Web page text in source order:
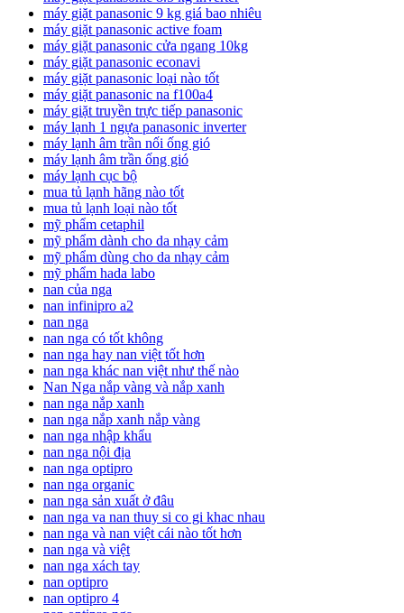
máy giặt panasonic 9 kg giá bao nhiêu
máy giặt panasonic active foam
máy giặt panasonic cửa ngang 10kg
máy giặt panasonic econavi
máy giặt panasonic loại nào tốt
máy giặt panasonic na f100a4
máy giặt truyền trực tiếp panasonic
máy lạnh 1 ngựa panasonic inverter
máy lạnh âm trần nối ống gió
máy lạnh âm trần ống gió
máy lạnh cục bộ
mua tủ lạnh hãng nào tốt
mua tủ lạnh loại nào tốt
mỹ phẩm cetaphil
mỹ phẩm dành cho da nhạy cảm
mỹ phẩm dùng cho da nhạy cảm
mỹ phẩm hada labo
nan của nga
nan infinipro a2
nan nga
nan nga có tốt không
nan nga hay nan việt tốt hơn
nan nga khác nan việt như thế nào
Nan Nga nắp vàng và nắp xanh
nan nga nắp xanh
nan nga nắp xanh nắp vàng
nan nga nhập khẩu
nan nga nội địa
nan nga optipro
nan nga organic
nan nga sản xuất ở đâu
nan nga va nan thuy si co gi khac nhau
nan nga và nan việt cái nào tốt hơn
nan nga và việt
nan nga xách tay
nan optipro
nan optipro 4